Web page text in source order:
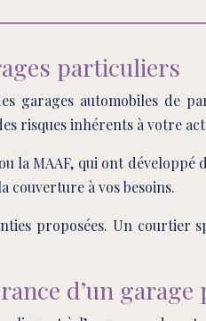
particuliers
garages automobiles de
risques inhérents à votre
MAAF, qui ont développé
couverture à vos besoins.
proposées. Un courtier
d’un garage